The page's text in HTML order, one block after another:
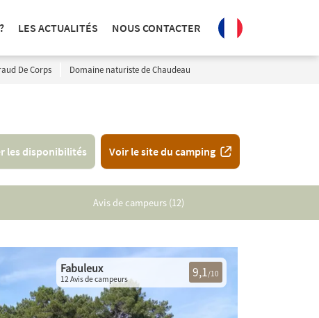
LES ACTUALITÉS NOUS CONTACTER
De Corps Domaine naturiste de Chaudeau
les disponibilités Voir le site du camping
Avis de campeurs (12)
Fabuleux
12 Avis de campeurs 9,1/10